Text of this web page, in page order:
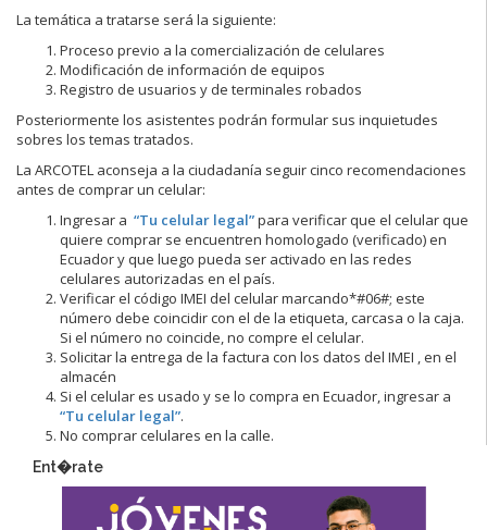
La temática a tratarse será la siguiente:
Proceso previo a la comercialización de celulares
Modificación de información de equipos
Registro de usuarios y de terminales robados
Posteriormente los asistentes podrán formular sus inquietudes
sobres los temas tratados.
La ARCOTEL aconseja a la ciudadanía seguir cinco recomendaciones
antes de comprar un celular:
Ingresar a “Tu celular legal”para verificar que el celular que
quiere comprar se encuentren homologado (verificado) en
Ecuador y que luego pueda ser activado en las redes
celulares autorizadas en el país.
Verificar el código IMEI del celular marcando*#06#; este
número debe coincidir con el de la etiqueta, carcasa o la caja.
Si el número no coincide, no compre el celular.
Solicitar la entrega de la factura con los datos del IMEI , en el
almacén
Si el celular es usado y se lo compra en Ecuador, ingresar a
“Tu celular legal”.
No comprar celulares en la calle.
Ent�rate